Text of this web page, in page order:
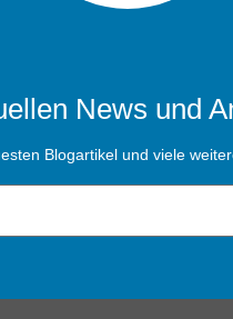
News und
Blogartikel und viele